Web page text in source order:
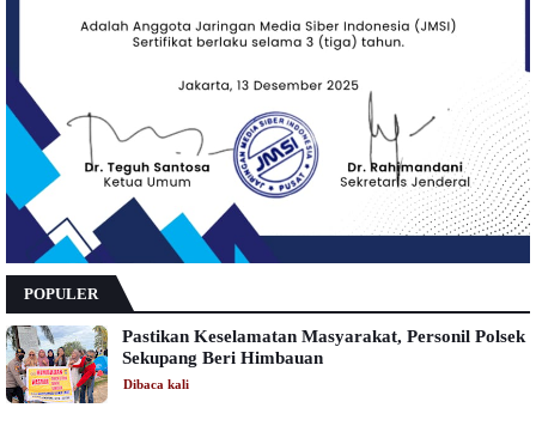
POPULER
Pastikan Keselamatan Masyarakat, Personil Polsek
Sekupang Beri Himbauan
Dibaca kali